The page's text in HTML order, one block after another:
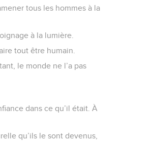
tous les hommes à la
à la lumière.
tout être humain.
le monde ne l’a pas
dans ce qu’il était. À
qu’ils le sont devenus,